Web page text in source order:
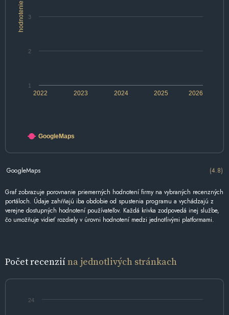
hodnotenie
2022 2024 2026
2023 2025
1
2
3
GoogleMaps
GoogleMaps (4.8)
Graf zobrazuje porovnanie priemerných hodnotení firmy na vybraných recenzných
portáloch. Údaje zahŕňajú iba obdobie od spustenia programu a vychádzajú z
verejne dostupných hodnotení používateľov. Každá krivka zodpovedá inej službe,
čo umožňuje vidieť rozdiely v úrovni hodnotení medzi jednotlivými platformami.
Počet recenziína jednotlivých stránkach
24